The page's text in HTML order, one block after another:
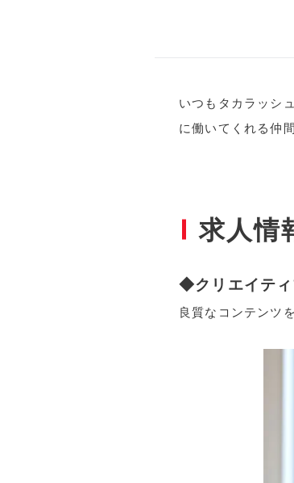
いつもタカラッシ
に働いてくれる仲
求人情
◆クリエイティ
良質なコンテンツ